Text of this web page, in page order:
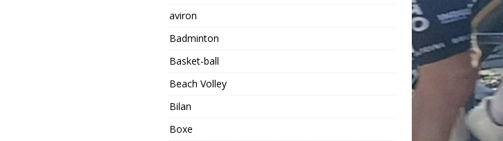
aviron
Badminton
Basket-ball
Beach Volley
Bilan
Boxe